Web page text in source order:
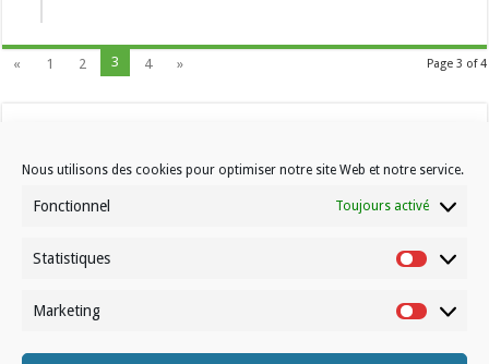
Nous utilisons des cookies pour optimiser notre site Web et notre service.
Fonctionnel Toujours activé
Statistiques
Marketing
Page 3 of 4
« 1 2 3 4 »
Contactez-nous